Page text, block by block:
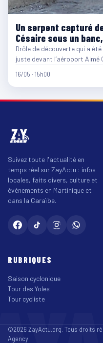
Un serpent capturé
Césaire sous un
Drôle de découverte qui a
juste devant l’aéroport Aimé
16/05 · 15h00
Suivez toute l'actualité en
temps réel sur ZayActu : infos
locales, faits divers, culture et
événements en Martinique et
dans la Caraïbe.
RUBRIQUES
Saison cyclonique
Tour des Yoles
Tour cycliste
©2026 ZayActu.org. Tous droits
Agency